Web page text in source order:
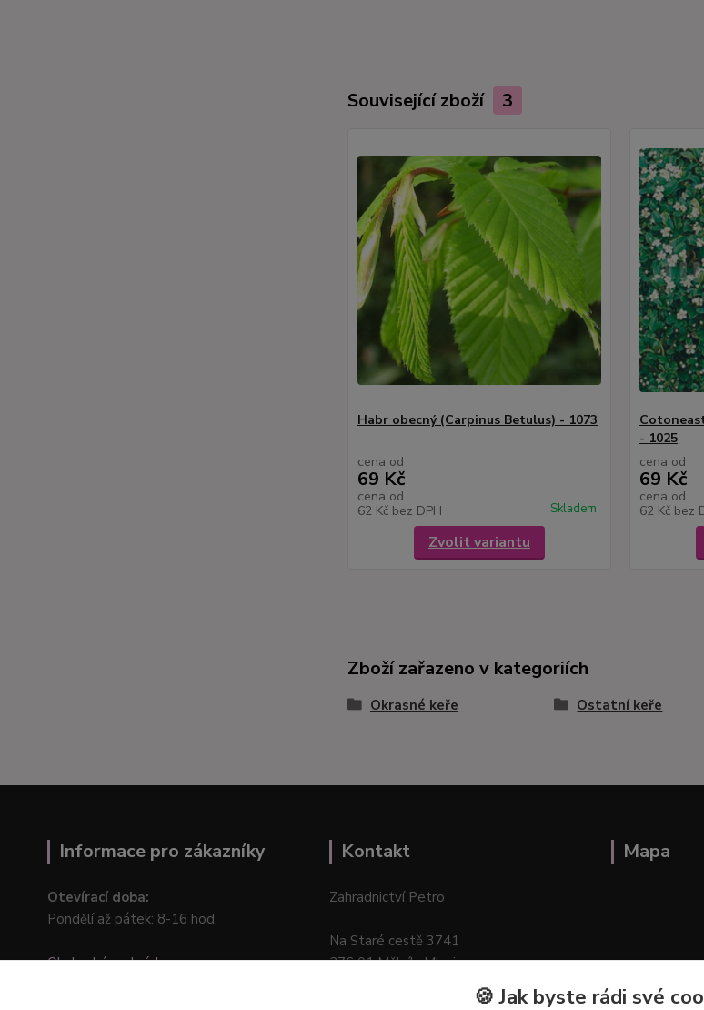
Související zboží 3
Habr obecný (Carpinus Betulus) - 1073
cena od
69 Kč
cena od
62 Kč bez DPH Skladem
Zvolit variantu
- 1025
cena od
69 Kč
cena od
62 Kč bez
Zboží zařazeno v kategoriích
Okrasné keře Ostatní keře
Informace pro zákazníky
Otevírací doba:
Pondělí až pátek: 8-16 hod.
Obchodní podmínky
Kontakt
Zahradnictví Petro
Na Staré cestě 3741
276 01 Mělník–Mlazice
Mapa
🍪 Jak byste rádi své